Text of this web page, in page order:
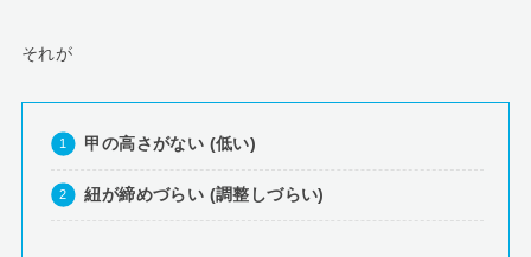
それが
甲の高さがない (低い)
紐が締めづらい (調整しづらい)